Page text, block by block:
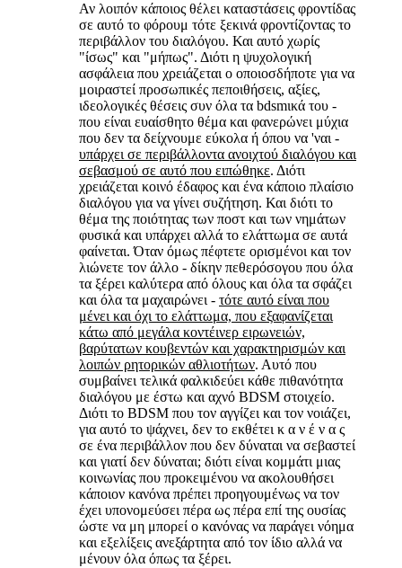
Αν λοιπόν κάποιος θέλει καταστάσεις φροντίδας
σε αυτό το φόρουμ τότε ξεκινά φροντίζοντας το
περιβάλλον του διαλόγου. Και αυτό χωρίς
"ίσως" και "μήπως". Διότι η ψυχολογική
ασφάλεια που χρειάζεται ο οποιοσδήποτε για να
μοιραστεί προσωπικές πεποιθήσεις, αξίες,
ιδεολογικές θέσεις συν όλα τα bdsmικά του -
που είναι ευαίσθητο θέμα και φανερώνει μύχια
που δεν τα δείχνουμε εύκολα ή όπου να 'ναι -
υπάρχει σε περιβάλλοντα ανοιχτού διαλόγου και
σεβασμού σε αυτό που ειπώθηκε. Διότι
χρειάζεται κοινό έδαφος και ένα κάποιο πλαίσιο
διαλόγου για να γίνει συζήτηση. Και διότι το
θέμα της ποιότητας των ποστ και των νημάτων
φυσικά και υπάρχει αλλά το ελάττωμα σε αυτά
φαίνεται. Όταν όμως πέφτετε ορισμένοι και τον
λιώνετε τον άλλο - δίκην πεθερόσογου που όλα
τα ξέρει καλύτερα από όλους και όλα τα σφάζει
και όλα τα μαχαιρώνει - τότε αυτό είναι που
μένει και όχι το ελάττωμα, που εξαφανίζεται
κάτω από μεγάλα κοντέινερ ειρωνειών,
βαρύτατων κουβεντών και χαρακτηρισμών και
λοιπών ρητορικών αθλιοτήτων. Αυτό που
συμβαίνει τελικά φαλκιδεύει κάθε πιθανότητα
διαλόγου με έστω και αχνό BDSM στοιχείο.
Διότι το BDSM που τον αγγίζει και τον νοιάζει,
για αυτό το ψάχνει, δεν το εκθέτει κ α ν έ ν α ς
σε ένα περιβάλλον που δεν δύναται να σεβαστεί
και γιατί δεν δύναται; διότι είναι κομμάτι μιας
κοινωνίας που προκειμένου να ακολουθήσει
κάποιον κανόνα πρέπει προηγουμένως να τον
έχει υπονομεύσει πέρα ως πέρα επί της ουσίας
ώστε να μη μπορεί ο κανόνας να παράγει νόημα
και εξελίξεις ανεξάρτητα από τον ίδιο αλλά να
μένουν όλα όπως τα ξέρει.